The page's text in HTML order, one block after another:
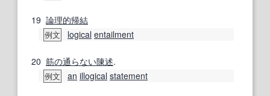
19 論理的帰結
例文 logical entailment
20 筋の通らない陳述.
例文 an illogical statement